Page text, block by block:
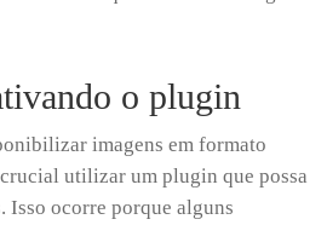
o plugin
imagens em formato
utilizar um plugin que possa
Isso ocorre porque alguns